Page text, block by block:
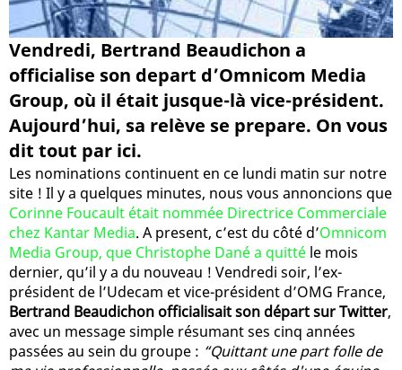
Vendredi, Bertrand Beaudichon a
officialise son depart d’Omnicom Media
Group, où il était jusque-là vice-président.
Aujourd’hui, sa relève se prepare. On vous
dit tout par ici.
Les nominations continuent en ce lundi matin sur notre
site ! Il y a quelques minutes, nous vous annoncions que
Corinne Foucault était nommée Directrice Commerciale
chez Kantar Media. A present, c’est du côté d’Omnicom
Media Group, que Christophe Dané a quitté le mois
dernier, qu’il y a du nouveau ! Vendredi soir, l’ex-
président de l’Udecam et vice-président d’OMG France,
Bertrand Beaudichon officialisait son départ sur Twitter,
avec un message simple résumant ses cinq années
passées au sein du groupe : “Quittant une part folle de